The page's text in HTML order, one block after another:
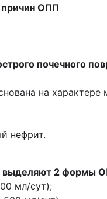
причин ОПП
почечного
на
нефрит.
выделяют 2 формы
мл/сут);